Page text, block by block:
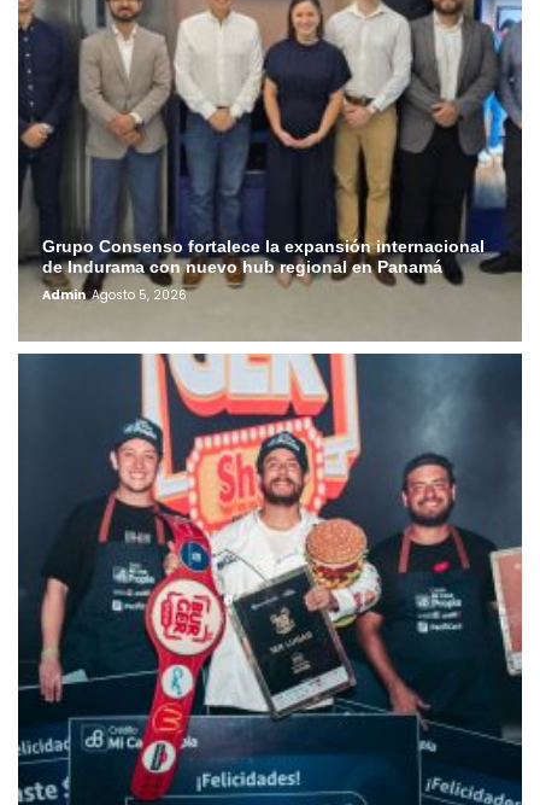
Grupo Consenso fortalece la expansión internacional
de Indurama con nuevo hub regional en Panamá
Admin Agosto 5, 2026